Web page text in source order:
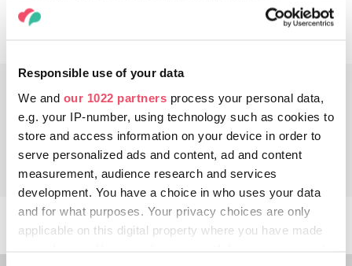
Responsible use of your data
We and our 1022 partners process your personal data,
e.g. your IP-number, using technology such as cookies to
store and access information on your device in order to
serve personalized ads and content, ad and content
measurement, audience research and services
development. You have a choice in who uses your data
and for what purposes. Your privacy choices are only
applicable on this digital property where you have made
procédé d'émaillage « cloisonné à double fils
JOUR 2